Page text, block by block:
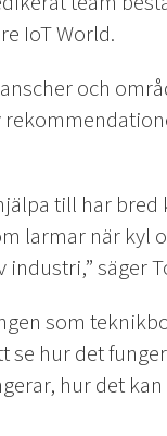
IoT World.
och
till har
larmar när kyl
säger
som
hur det
hur det